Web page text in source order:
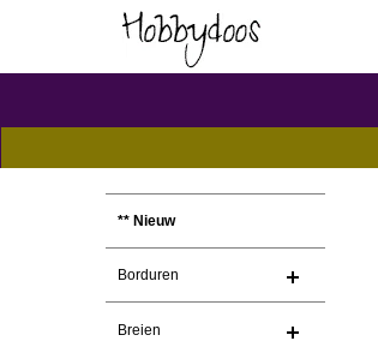
** Nieuw
Borduren
Breien